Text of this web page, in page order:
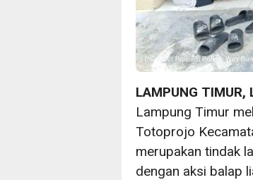
LAMPUNG
Lampung Timur
Totoprojo
merupakan tindak
dengan aksi balap